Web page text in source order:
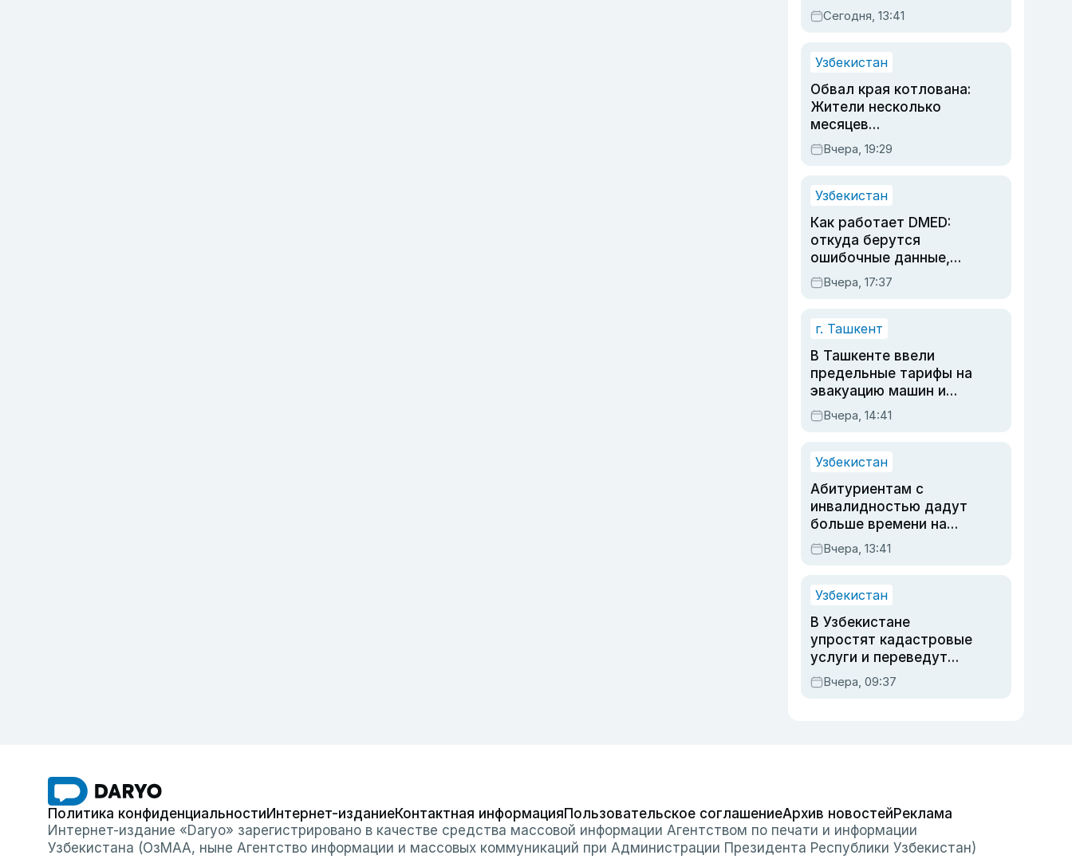
Сегодня, 13:41
Узбекистан
Обвал края котлована:
Жители несколько
месяцев
предупреждали об
опасности, но стройка
Вчера, 19:29
Узбекистан
Как работает DMED:
откуда берутся
ошибочные данные,
дубли аккаунтов и
очереди по онлайн-
Вчера, 17:37
г. Ташкент
В Ташкенте ввели
предельные тарифы на
эвакуацию машин и
штрафстоянки
Вчера, 14:41
Узбекистан
Абитуриентам с
инвалидностью дадут
больше времени на
вступительных
экзаменах
Вчера, 13:41
Узбекистан
В Узбекистане
упростят кадастровые
услуги и переведут
регистрацию
недвижимости в
Вчера, 09:37
Политика конфиденциальностиИнтернет-изданиеКонтактная информацияПользовательское соглашениеАрхив новостейРеклама
Интернет-издание «Daryo» зарегистрировано в качестве средства массовой информации Агентством по печати и информации
Узбекистана (ОзМАА, ныне Агентство информации и массовых коммуникаций при Администрации Президента Республики Узбекистан)